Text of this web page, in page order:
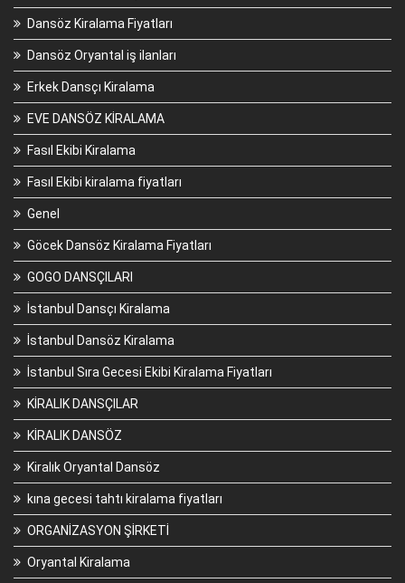
Dansöz Kiralama Fiyatları
Dansöz Oryantal iş ilanları
Erkek Dansçı Kiralama
EVE DANSÖZ KİRALAMA
Fasıl Ekibi Kiralama
Fasıl Ekibi kiralama fiyatları
Genel
Göcek Dansöz Kiralama Fiyatları
GOGO DANSÇILARI
İstanbul Dansçı Kiralama
İstanbul Dansöz Kiralama
İstanbul Sıra Gecesi Ekibi Kiralama Fiyatları
KİRALIK DANSÇILAR
KİRALIK DANSÖZ
Kiralık Oryantal Dansöz
kına gecesi tahtı kiralama fiyatları
ORGANİZASYON ŞİRKETİ
Oryantal Kiralama